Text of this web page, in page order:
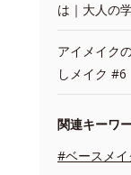
は｜大人の
アイメイク
しメイク #6
関連キーワ
#ベースメイ